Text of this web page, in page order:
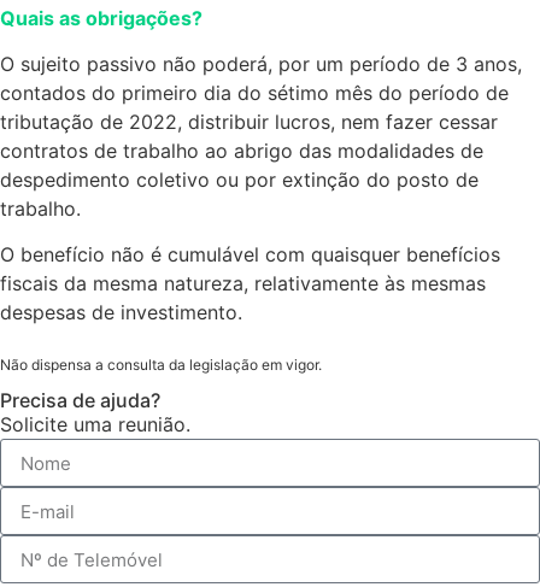
Quais as obrigações?
O sujeito passivo não poderá, por um período de 3 anos,
contados do primeiro dia do sétimo mês do período de
tributação de 2022, distribuir lucros, nem fazer cessar
contratos de trabalho ao abrigo das modalidades de
despedimento coletivo ou por extinção do posto de
trabalho.
O benefício não é cumulável com quaisquer benefícios
fiscais da mesma natureza, relativamente às mesmas
despesas de investimento.
Não dispensa a consulta da legislação em vigor.
Precisa de ajuda?
Solicite uma reunião.